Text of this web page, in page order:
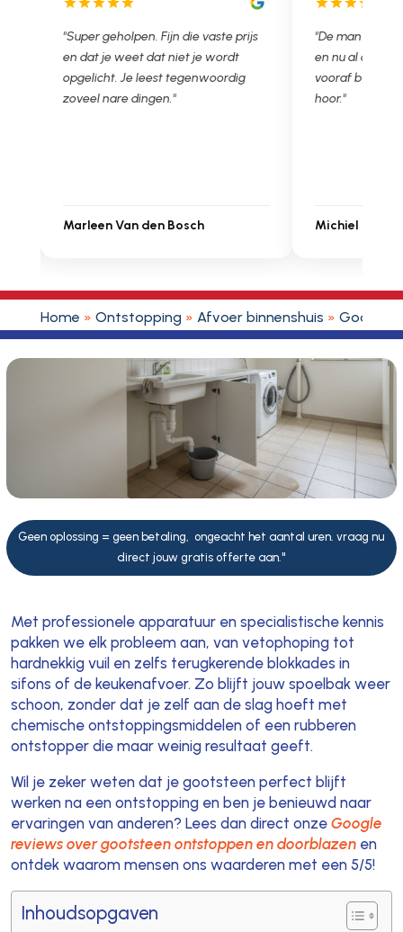
"De man rijden net weg. 11.00 gebeld
en nu al opgelost voor een vast en
vooraf besproken tarief. Lekker
hoor."
Michiel Uitdenbongerd
"Wat een fijn
met een
je niet zo goed
Ontstoppen.nl
Sarah Touat
Home » Ontstopping » Afvoer binnenshuis »
Geen oplossing = geen betaling, ongeacht het aantal uren. vraag nu
direct jouw gratis offerte aan."
Met professionele apparatuur en specialistische kennis
pakken we elk probleem aan, van vetophoping tot
hardnekkig vuil en zelfs terugkerende blokkades in
sifons of de keukenafvoer. Zo blijft jouw spoelbak weer
schoon, zonder dat je zelf aan de slag hoeft met
chemische ontstoppingsmiddelen of een rubberen
ontstopper die maar weinig resultaat geeft.
Wil je zeker weten dat je gootsteen perfect blijft
werken na een ontstopping en ben je benieuwd naar
ervaringen van anderen? Lees dan direct onze Google
reviews over gootsteen ontstoppen en doorblazenen
ontdek waarom mensen ons waarderen met een 5/5!
Inhoudsopgaven